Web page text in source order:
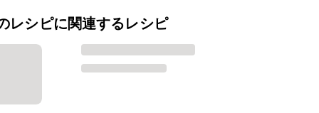
レシピに関連するレシピ